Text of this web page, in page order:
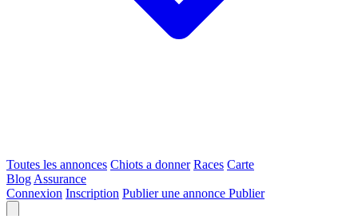
Toutes les annonces Chiots a donner Races Carte
Blog Assurance
Connexion Inscription Publier une annonce Publier